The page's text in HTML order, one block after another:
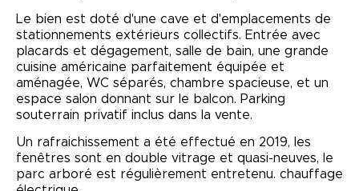
Le bien est doté d'une cave et d'emplacements de
stationnements extérieurs collectifs. Entrée avec
placards et dégagement, salle de bain, une grande
cuisine américaine parfaitement équipée et
aménagée, WC séparés, chambre spacieuse, et un
espace salon donnant sur le balcon. Parking
souterrain privatif inclus dans la vente.
Un rafraichissement a été effectué en 2019, les
fenêtres sont en double vitrage et quasi-neuves, le
parc arboré est régulièrement entretenu. chauffage